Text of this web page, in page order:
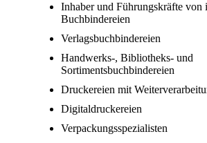
Inhaber und Führungskräfte von
Buchbindereien
Verlagsbuchbindereien
Handwerks-, Bibliotheks- und
Sortimentsbuchbindereien
Druckereien mit
Digitaldruckereien
Verpackungsspezialisten